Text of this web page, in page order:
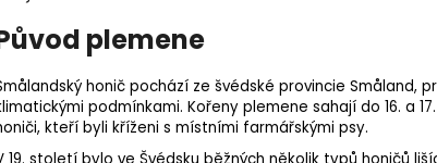
plemene
honič pochází ze švédské provincie Småland,
podmínkami. Kořeny plemene sahají do 16. a
kteří byli kříženi s místními farmářskými psy.